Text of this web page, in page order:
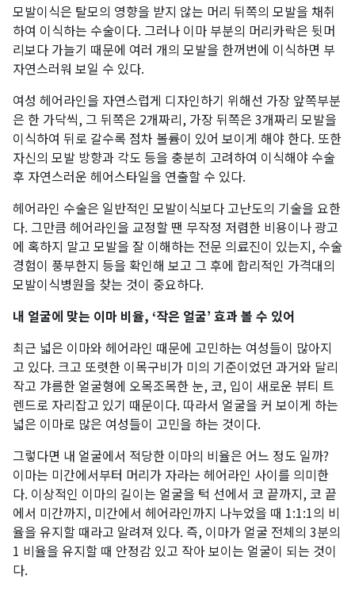
모발이식은 탈모의 영향을 받지 않는 머리 뒤쪽의 모발을 채취
하여 이식하는 수술이다. 그러나 이마 부분의 머리카락은 뒷머
리보다 가늘기 때문에 여러 개의 모발을 한꺼번에 이식하면 부
자연스러워 보일 수 있다.
여성 헤어라인을 자연스럽게 디자인하기 위해선 가장 앞쪽부분
은 한 가닥씩, 그 뒤쪽은 2개짜리, 가장 뒤쪽은 3개짜리 모발을
이식하여 뒤로 갈수록 점차 볼륨이 있어 보이게 해야 한다. 또한
자신의 모발 방향과 각도 등을 충분히 고려하여 이식해야 수술
후 자연스러운 헤어스타일을 연출할 수 있다.
헤어라인 수술은 일반적인 모발이식보다 고난도의 기술을 요한
다. 그만큼 헤어라인을 교정할 땐 무작정 저렴한 비용이나 광고
에 혹하지 말고 모발을 잘 이해하는 전문 의료진이 있는지, 수술
경험이 풍부한지 등을 확인해 보고 그 후에 합리적인 가격대의
모발이식병원을 찾는 것이 중요하다.
내 얼굴에 맞는 이마 비율, ‘작은 얼굴’ 효과 볼 수 있어
최근 넓은 이마와 헤어라인 때문에 고민하는 여성들이 많아지
고 있다. 크고 또렷한 이목구비가 미의 기준이었던 과거와 달리
작고 갸름한 얼굴형에 오목조목한 눈, 코, 입이 새로운 뷰티 트
렌드로 자리잡고 있기 때문이다. 따라서 얼굴을 커 보이게 하는
넓은 이마로 많은 여성들이 고민을 하는 것이다.
그렇다면 내 얼굴에서 적당한 이마의 비율은 어느 정도 일까?
이마는 미간에서부터 머리가 자라는 헤어라인 사이를 의미한
다. 이상적인 이마의 길이는 얼굴을 턱 선에서 코 끝까지, 코 끝
에서 미간까지, 미간에서 헤어라인까지 나누었을 때 1:1:1의 비
율을 유지할 때라고 알려져 있다. 즉, 이마가 얼굴 전체의 3분의
1 비율을 유지할 때 안정감 있고 작아 보이는 얼굴이 되는 것이
다.